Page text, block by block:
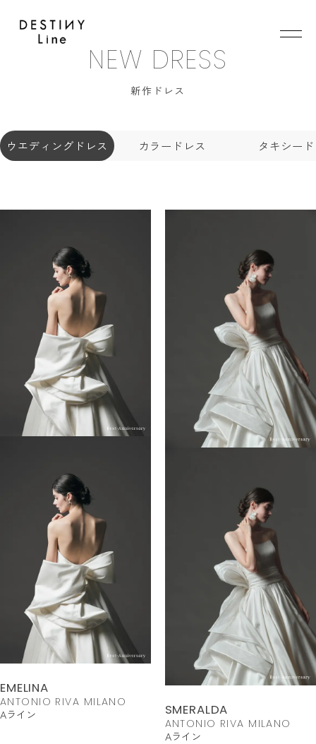
CONCEPT
COLLECTION
TUXEDO
VERA WANG HAUTE
INFORMATION MY LIST
REQUEST
RESERVATION
NEW DRESS
新作ドレス
ウエディングドレス カラードレス タキシード
EMELINA
ANTONIO RIVA MILANO
Aライン SMERALDA
ANTONIO RIVA MILANO
Aライン